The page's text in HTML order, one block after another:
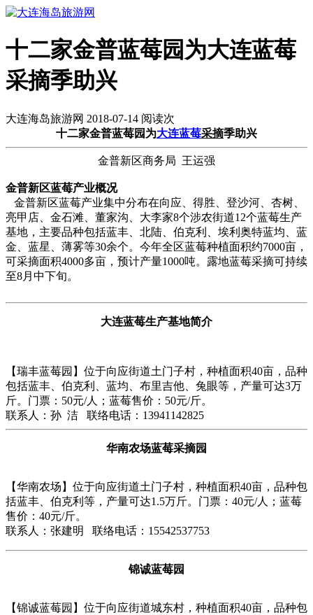
十二家金普蓝莓园为大连蓝莓
采摘季助兴
大连海岛旅游网 2018-07-14 阅读次
十二家金普蓝莓园为大连蓝莓采摘季助兴
金普新区商务局 王运强
金普新区蓝莓产业概况
金普新区蓝莓产业集中分布在向应、得胜、登沙河、杏树、
亮甲店、金石滩、董家沟、大李家8个涉农街道12个蓝莓生产
基地，主要品种包括蓝丰、北陆、伯克利、埃利奥特蓝均、蓝
金、蓝星、薄雾等30余个。今年全区蓝莓种植面积约7000亩，
可采摘面积4000多亩，预计产量1000吨。露地蓝莓采摘可持续
至8月中下旬。
大连蓝莓生产基地简介
【瑞丰蓝莓园】位于向应街道土门子村，种植面积40亩，品种
包括蓝丰、伯克利、蓝均、布里吉他、兔眼等，产量可达3万
斤。门票：50元/人；蓝莓售价：50元/斤。
联系人：孙 洁 联络电话：13941142825
华南农场蓝莓采摘园
【华南农场】位于向应街道土门子村，种植面积40亩，品种包
括蓝丰、伯克利等，产量可达1.5万斤。门票：40元/人；蓝莓
售价：40元/斤。
联系人：张建明 联络电话：15542537753
锦诚蓝莓园
【锦诚蓝莓园】位于向应街道城东村，种植面积40亩，品种包